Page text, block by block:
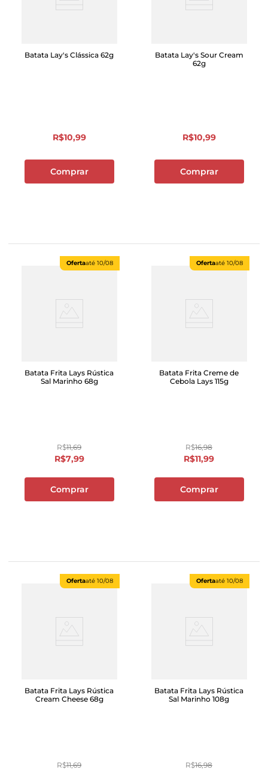
Batata Lay's Clássica 62g
R$10,99
Comprar
Batata Lay's Sour Cream
62g
R$10,99
Comprar
Ofertaaté 10/08
Batata Frita Lays Rústica
Sal Marinho 68g
R$11,69
R$7,99
Comprar
Ofertaaté 10/08
Batata Frita Creme de
Cebola Lays 115g
R$16,98
R$11,99
Comprar
Ofertaaté 10/08
Batata Frita Lays Rústica
Cream Cheese 68g
R$11,69
Ofertaaté 10/08
Batata Frita Lays Rústica
Sal Marinho 108g
R$16,98